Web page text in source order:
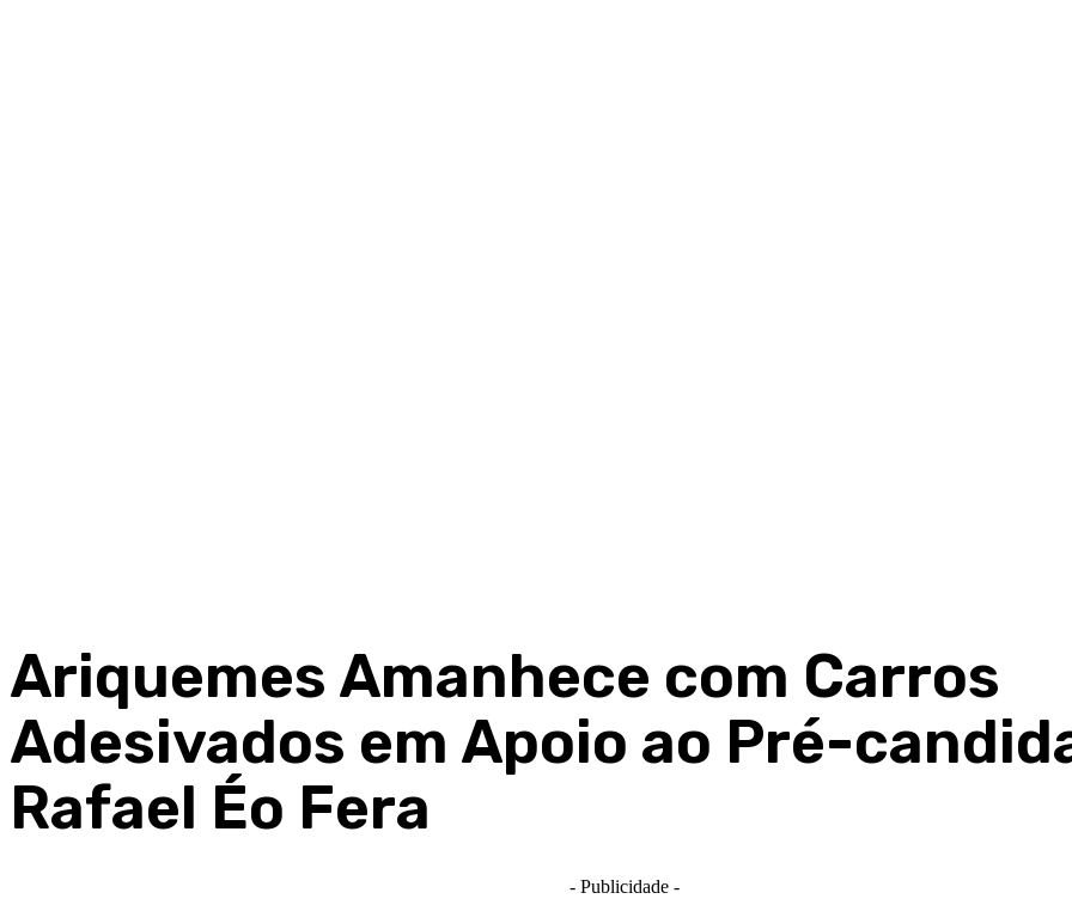
Ariquemes Amanhece com Carros
Adesivados em Apoio ao Pré-
Rafael Éo Fera
- Publicidade -